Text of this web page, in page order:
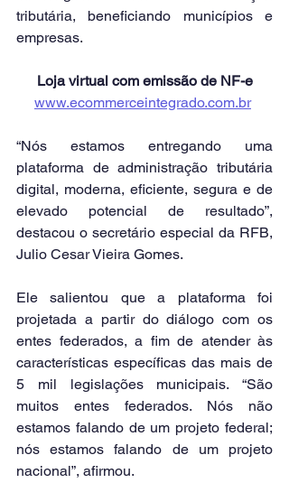
tributária, beneficiando municípios e
empresas.
Loja virtual com emissão de NF-e
www.ecommerceintegrado.com.br
“Nós estamos entregando uma
plataforma de administração tributária
digital, moderna, eficiente, segura e de
elevado potencial de resultado”,
destacou o secretário especial da RFB,
Julio Cesar Vieira Gomes.
Ele salientou que a plataforma foi
projetada a partir do diálogo com os
entes federados, a fim de atender às
características específicas das mais de
5 mil legislações municipais. “São
muitos entes federados. Nós não
estamos falando de um projeto federal;
nós estamos falando de um projeto
nacional”, afirmou.